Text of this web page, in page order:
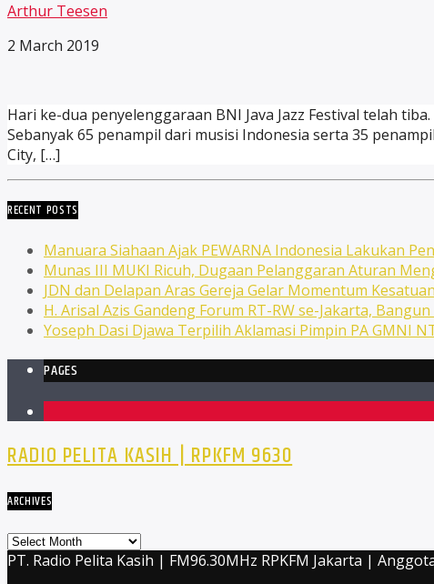
Arthur Teesen
2 March 2019
Hari ke-dua penyelenggaraan BNI Java Jazz Festival telah
Sebanyak 65 penampil dari musisi Indonesia serta 35
City, […]
RECENT POSTS
Manuara Siahaan Ajak PEWARNA Indonesia Lakukan
Munas III MUKI Ricuh, Dugaan Pelanggaran Aturan
JDN dan Delapan Aras Gereja Gelar Momentum
H. Arisal Azis Gandeng Forum RT-RW se-Jakarta,
Yoseph Dasi Djawa Terpilih Aklamasi Pimpin PA GMNI
PAGES
RADIO PELITA KASIH | RPKFM 9630
ARCHIVES
Archives
PT. Radio Pelita Kasih | FM96.30MHz RPKFM Jakarta |